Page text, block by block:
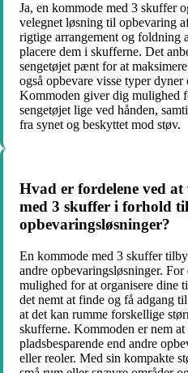
Ja, en kommode med 3 skuffer
velegnet løsning til opbevaring
rigtige arrangement og foldning
placere dem i skufferne. Det
sengetøjet pænt for at
også opbevare visse typer
Kommoden giver dig mulighed
sengetøjet lige ved hånden,
fra synet og beskyttet mod støv.
Hvad er fordelene ved
med 3 skuffer i forhold
opbevaringsløsninger?
En kommode med 3 skuffer
andre opbevaringsløsninger.
mulighed for at organisere dine
det nemt at finde og få adgang
at det kan rumme forskellige
skufferne. Kommoden er nem
pladsbesparende end andre
eller reoler. Med sin kompakte